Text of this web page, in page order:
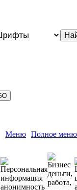
Меню Полное меню